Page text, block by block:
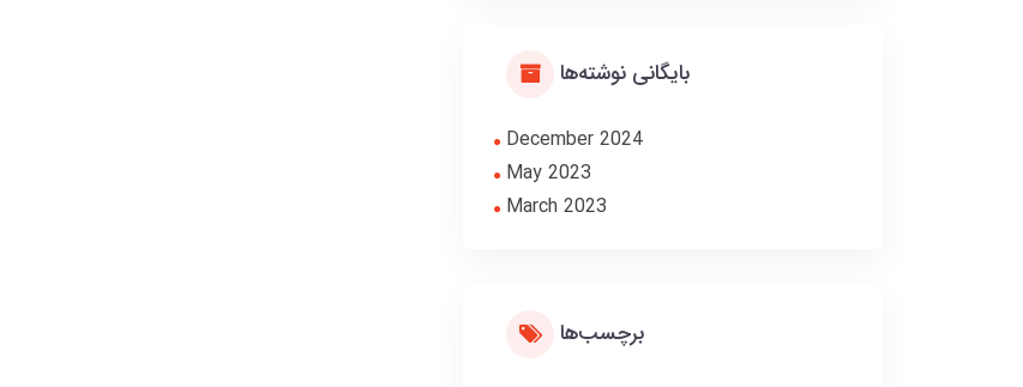
بایگانی نوشته‌ها
December 2024
May 2023
March 2023
برچسب‌ها